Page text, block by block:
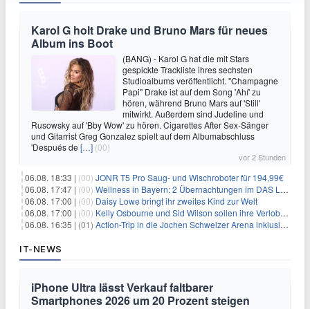
Karol G holt Drake und Bruno Mars für neues
Album ins Boot
(BANG) - Karol G hat die mit Stars
gespickte Trackliste ihres sechsten
Studioalbums veröffentlicht. "Champagne
Papi" Drake ist auf dem Song 'Ahí' zu
hören, während Bruno Mars auf 'Still'
mitwirkt. Außerdem sind Judeline und
Rusowsky auf 'Bby Wow' zu hören. Cigarettes After Sex-Sänger
und Gitarrist Greg Gonzalez spielt auf dem Albumabschluss
'Después de […] (00)
vor 2 Stunden
06.08. 18:33 | (00) JONR T5 Pro Saug- und Wischroboter für 194,99€
06.08. 17:47 | (00) Wellness in Bayern: 2 Übernachtungen im DAS LUDWIG Sports Resort inkl. HP + Wellness ab 174€ p.P.
06.08. 17:00 | (00) Daisy Lowe bringt ihr zweites Kind zur Welt
06.08. 17:00 | (00) Kelly Osbourne und Sid Wilson sollen ihre Verlobung gelöst haben
06.08. 16:35 | (01) Action-Trip in die Jochen Schweizer Arena inklusive Premium Hotel und Frühstück ab 59€ p.P.
IT-NEWS
iPhone Ultra lässt Verkauf faltbarer
Smartphones 2026 um 20 Prozent steigen